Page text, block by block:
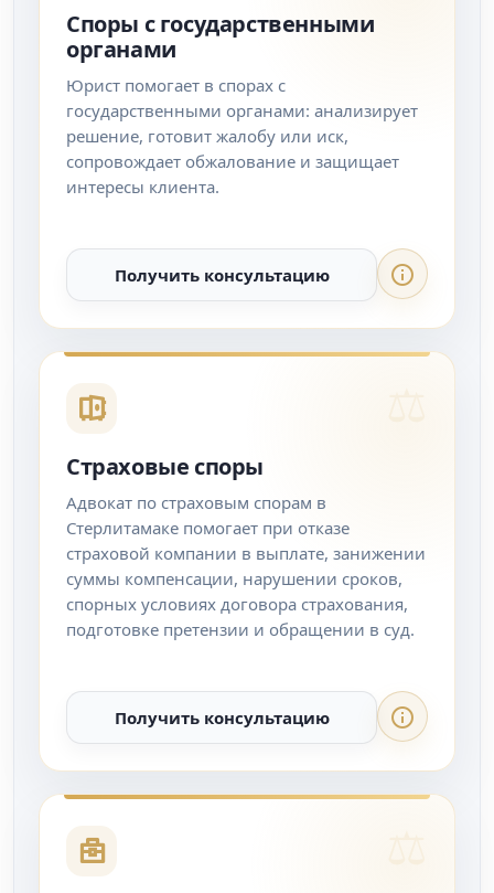
Споры с государственными
органами
Юрист помогает в спорах с
государственными органами: анализирует
решение, готовит жалобу или иск,
сопровождает обжалование и защищает
интересы клиента.
Получить консультацию
Страховые споры
Адвокат по страховым спорам в
Стерлитамаке помогает при отказе
страховой компании в выплате, занижении
суммы компенсации, нарушении сроков,
спорных условиях договора страхования,
подготовке претензии и обращении в суд.
Получить консультацию